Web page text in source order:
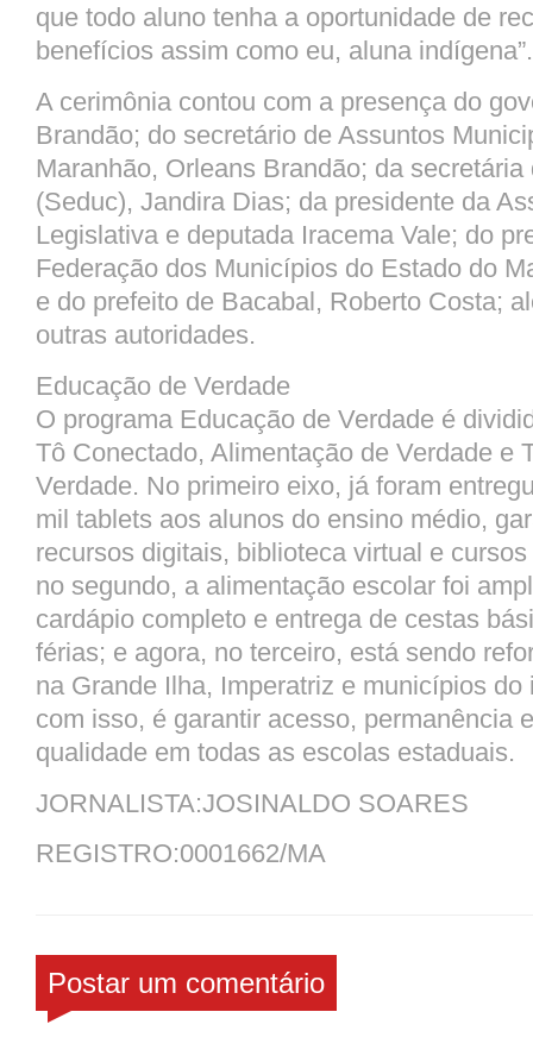
que todo aluno tenha a oportunidade de
benefícios assim como eu, aluna indígena”.
A cerimônia contou com a presença do
Brandão; do secretário de Assuntos
Maranhão, Orleans Brandão; da
(Seduc), Jandira Dias; da presidente da
Legislativa e deputada Iracema Vale; do
Federação dos Municípios do Estado do
e do prefeito de Bacabal, Roberto Costa;
outras autoridades.
Educação de Verdade
O programa Educação de Verdade é
Tô Conectado, Alimentação de Verdade e
Verdade. No primeiro eixo, já foram
mil tablets aos alunos do ensino médio,
recursos digitais, biblioteca virtual e
no segundo, a alimentação escolar foi
cardápio completo e entrega de cestas
férias; e agora, no terceiro, está sendo
na Grande Ilha, Imperatriz e municípios do
com isso, é garantir acesso, permanência
qualidade em todas as escolas estaduais.
JORNALISTA:JOSINALDO SOARES
REGISTRO:0001662/MA
Postar um comentário